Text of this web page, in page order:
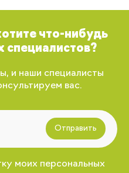
что-нибудь
специалистов?
и наши специалисты
вас.
Отправить
моих персональных